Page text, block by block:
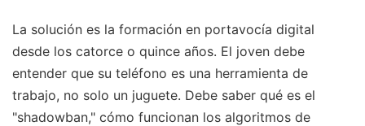
La solución es la formación en portavocía digital
desde los catorce o quince años. El joven debe
entender que su teléfono es una herramienta de
trabajo, no solo un juguete. Debe saber qué es el
"shadowban," cómo funcionan los algoritmos de